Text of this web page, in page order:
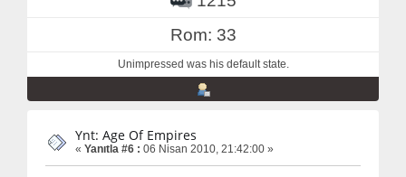
Rom: 33
Unimpressed was his default state.
Ynt: Age Of Empires
« Yanıtla #6 : 06 Nisan 2010, 21:42:00 »